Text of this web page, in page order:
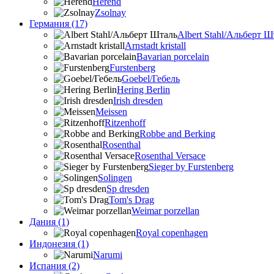
Zsolnay
Германия (17)
Albert Stahl/Альбеpт
Arnstadt kristall
Bavarian porcelain
Furstenberg
Goebel/Гебель
Hering Berlin
Irish dresden
Meissen
Ritzenhoff
Robbe and Berking
Rosenthal
Rosenthal Versace
Sieger by Furstenberg
Solingen
Sp dresden
Tom's Drag
Weimar porzellan
Дания (1)
Royal copenhagen
Индонезия (1)
Narumi
Испания (2)